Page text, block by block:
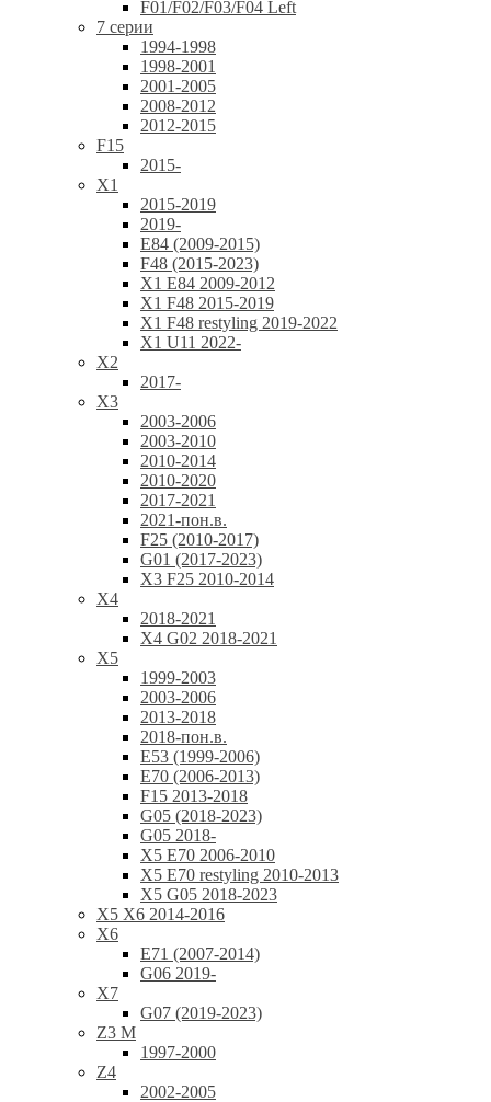
F01/F02/F03/F04 Left
7 серии
1994-1998
1998-2001
2001-2005
2008-2012
2012-2015
F15
2015-
X1
2015-2019
2019-
E84 (2009-2015)
F48 (2015-2023)
X1 E84 2009-2012
X1 F48 2015-2019
X1 F48 restyling 2019-2022
X1 U11 2022-
X2
2017-
X3
2003-2006
2003-2010
2010-2014
2010-2020
2017-2021
2021-пон.в.
F25 (2010-2017)
G01 (2017-2023)
X3 F25 2010-2014
X4
2018-2021
X4 G02 2018-2021
X5
1999-2003
2003-2006
2013-2018
2018-пон.в.
E53 (1999-2006)
E70 (2006-2013)
F15 2013-2018
G05 (2018-2023)
G05 2018-
X5 E70 2006-2010
X5 E70 restyling 2010-2013
X5 G05 2018-2023
X5 X6 2014-2016
X6
E71 (2007-2014)
G06 2019-
X7
G07 (2019-2023)
Z3 M
1997-2000
Z4
2002-2005